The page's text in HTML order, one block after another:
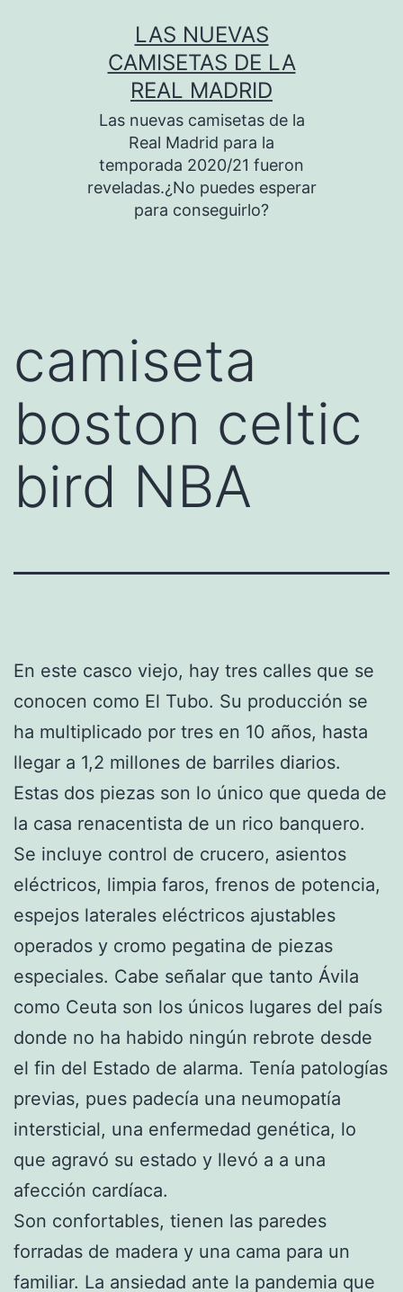
LAS NUEVAS
CAMISETAS DE LA
REAL MADRID
Las nuevas camisetas de la
Real Madrid para la
temporada 2020/21 fueron
reveladas.¿No puedes esperar
para conseguirlo?
camiseta
boston celtic
bird NBA
En este casco viejo, hay tres calles que se
conocen como El Tubo. Su producción se
ha multiplicado por tres en 10 años, hasta
llegar a 1,2 millones de barriles diarios.
Estas dos piezas son lo único que queda de
la casa renacentista de un rico banquero.
Se incluye control de crucero, asientos
eléctricos, limpia faros, frenos de potencia,
espejos laterales eléctricos ajustables
operados y cromo pegatina de piezas
especiales. Cabe señalar que tanto Ávila
como Ceuta son los únicos lugares del país
donde no ha habido ningún rebrote desde
el fin del Estado de alarma. Tenía patologías
previas, pues padecía una neumopatía
intersticial, una enfermedad genética, lo
que agravó su estado y llevó a a una
afección cardíaca.
Son confortables, tienen las paredes
forradas de madera y una cama para un
familiar. La ansiedad ante la pandemia que